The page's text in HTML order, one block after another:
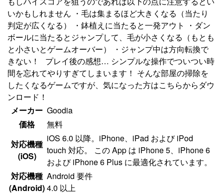
いかもしれません ・毛は集まるほど大きくなる（当たり
判定が広くなる） ・鉢植えに当たると一発アウト ・ダン
ボールに当たるとジャンプして、毛が小さくなる（もとも
と小さいとゲームオーバー） ・ジャンプ中は方向転換で
きない！ プレイ後の感想… シンプルな操作でついつい時
間を忘れてやりすぎてしまいます！ そんな部屋の掃除を
したくなるゲームですが、気になった方はこちらからダウ
ンロード！
メーカー Goodia
価格
無料
対応機種
(iOS)
iOS 6.0 以降。iPhone、iPad および iPod
touch 対応。 この App は iPhone 5、iPhone 6
および iPhone 6 Plus に最適化されています。
対応機種
(Android)
Android 要件
4.0 以上